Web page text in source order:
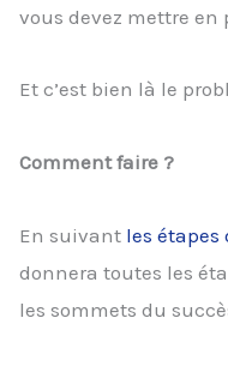
vous devez mettre en
Et c’est bien là le
Comment faire ?
En suivant les étapes
donnera toutes les
les sommets du